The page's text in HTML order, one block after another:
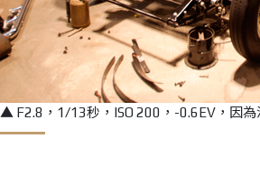
▲ F2.8，1/13秒，ISO 200，-0.6EV，因